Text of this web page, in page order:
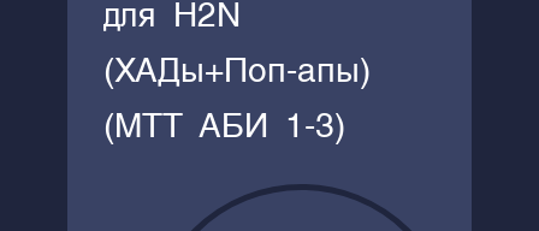
для H2N
(ХАДы+Поп-апы)
(MTT АБИ 1-3)